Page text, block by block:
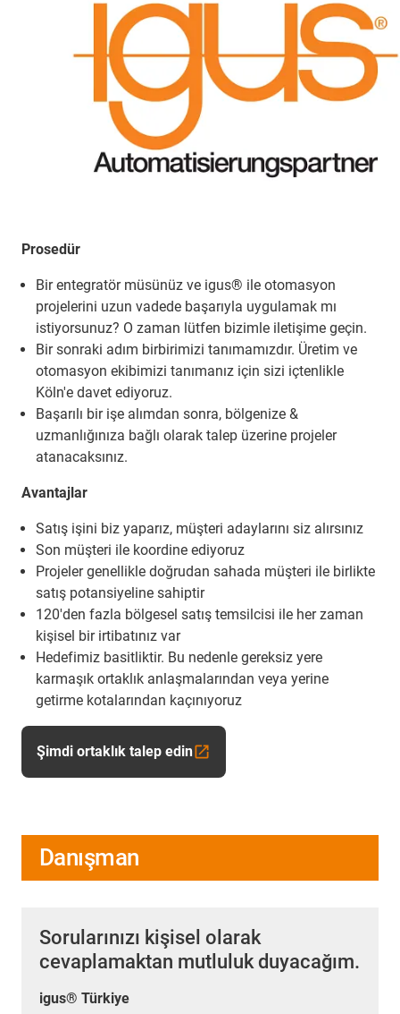
Prosedür
Bir entegratör müsünüz ve igus® ile otomasyon
projelerini uzun vadede başarıyla uygulamak mı
istiyorsunuz? O zaman lütfen bizimle iletişime geçin.
Bir sonraki adım birbirimizi tanımamızdır. Üretim ve
otomasyon ekibimizi tanımanız için sizi içtenlikle
Köln'e davet ediyoruz.
Başarılı bir işe alımdan sonra, bölgenize &
uzmanlığınıza bağlı olarak talep üzerine projeler
atanacaksınız.
Avantajlar
Satış işini biz yaparız, müşteri adaylarını siz alırsınız
Son müşteri ile koordine ediyoruz
Projeler genellikle doğrudan sahada müşteri ile birlikte
satış potansiyeline sahiptir
120'den fazla bölgesel satış temsilcisi ile her zaman
kişisel bir irtibatınız var
Hedefimiz basitliktir. Bu nedenle gereksiz yere
karmaşık ortaklık anlaşmalarından veya yerine
getirme kotalarından kaçınıyoruz
Şimdi ortaklık talep edin
Danışman
Sorularınızı kişisel olarak
cevaplamaktan mutluluk duyacağım.
igus® Türkiye